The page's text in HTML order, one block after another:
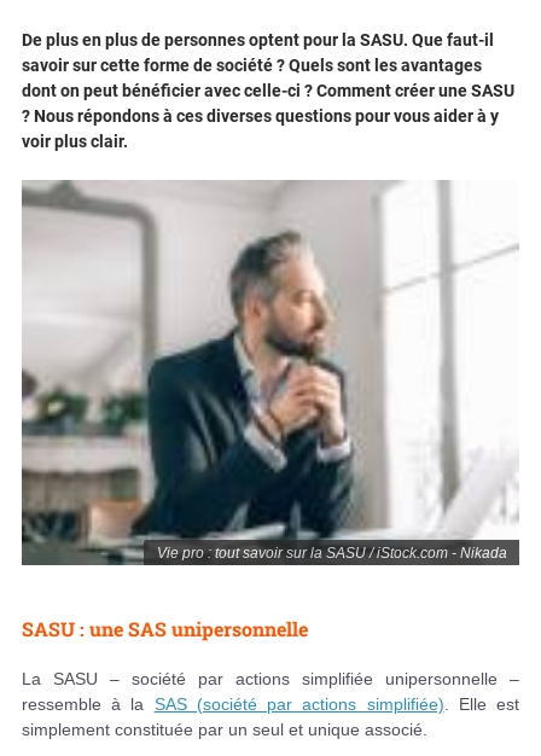
Vie pro : tout savoir sur la SASU / iStock.com - Nikada
De plus en plus de personnes optent pour la SASU. Que faut-il
savoir sur cette forme de société ? Quels sont les avantages
dont on peut bénéficier avec celle-ci ? Comment créer une SASU
? Nous répondons à ces diverses questions pour vous aider à y
voir plus clair.
SASU : une SAS unipersonnelle
La SASU – société par actions simplifiée unipersonnelle –
ressemble à la SAS (société par actions simplifiée) . Elle est
simplement constituée par un seul et unique associé.